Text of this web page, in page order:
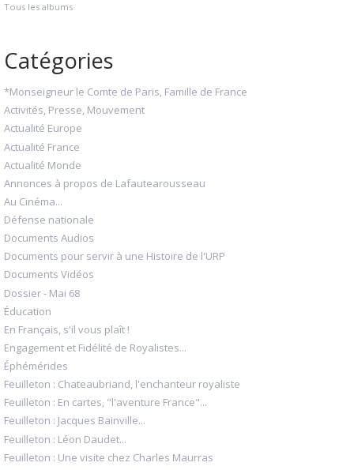
Tous les albums
Catégories
*Monseigneur le Comte de Paris, Famille de France
Activités, Presse, Mouvement
Actualité Europe
Actualité France
Actualité Monde
Annonces à propos de Lafautearousseau
Au Cinéma...
Défense nationale
Documents Audios
Documents pour servir à une Histoire de l'URP
Documents Vidéos
Dossier - Mai 68
Éducation
En Français, s'il vous plaît !
Engagement et Fidélité de Royalistes...
Éphémérides
Feuilleton : Chateaubriand, l'enchanteur royaliste
Feuilleton : En cartes, "l'aventure France"...
Feuilleton : Jacques Bainville...
Feuilleton : Léon Daudet...
Feuilleton : Une visite chez Charles Maurras